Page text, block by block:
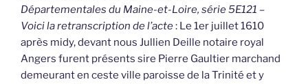
Départementales du Maine-et-Loire, série 5E121 –
Voici la retranscription de l’acte: Le 1er juillet 1610
après midy, devant nous Jullien Deille notaire royal
Angers furent présents sire Pierre Gaultier marchand
demeurant en ceste ville paroisse de la Trinité et y